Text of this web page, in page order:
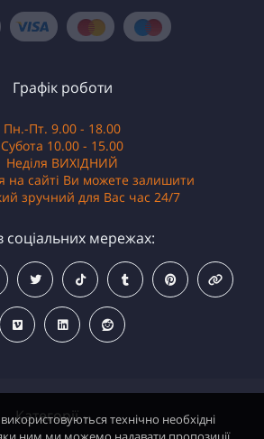
Категорії
Графік роботи
Пн.-Пт. 9.00 - 18.00
Субота 10.00 - 15.00
Неділя ВИХІДНИЙ
на сайті Ви можете залишити
зручний для Вас час 24/7
соціальних мережах:
технічно необхідні